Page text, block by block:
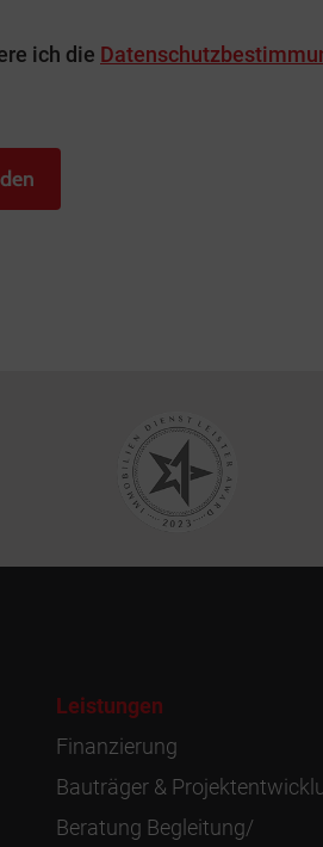
ich die
Leistungen
Finanzierung
Bauträger &
Beratung Begleitung/